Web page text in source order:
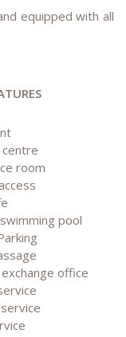
equipped with all
centre
room
pool
office